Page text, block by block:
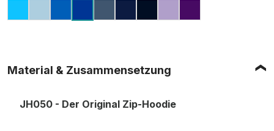
Material & Zusammensetzung
JH050 - Der Original Zip-Hoodie